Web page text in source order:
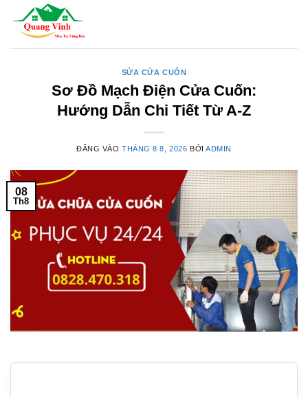
qua
SỬA CỬA CUỐN
Sơ Đồ Mạch Điện Cửa Cuốn:
Hướng Dẫn Chi Tiết Từ A-Z
ĐĂNG VÀO THÁNG 8 8, 2026 BỞIADMIN
08
Th8